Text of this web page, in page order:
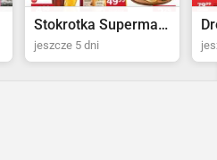
Stokrotka Supermarket
jeszcze 5 dni